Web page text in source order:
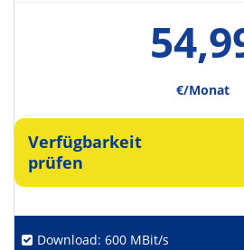
€/Monat
Verfügbarkeit
prüfen
Download: 600 MBit/s